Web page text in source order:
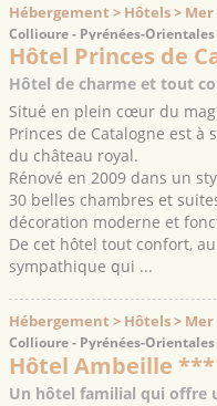
Hébergement > Hôtels > Mer
Collioure - Pyrénées-Orientales
Hôtel Princes de
Hôtel de charme et tout
Situé en plein cœur du
Princes de Catalogne est à
du château royal.
Rénové en 2009 dans un
30 belles chambres et
décoration moderne et
De cet hôtel tout confort,
sympathique qui ...
Hébergement > Hôtels > Mer
Collioure - Pyrénées-Orientales
Hôtel Ambeille ***
Un hôtel familial qui offre